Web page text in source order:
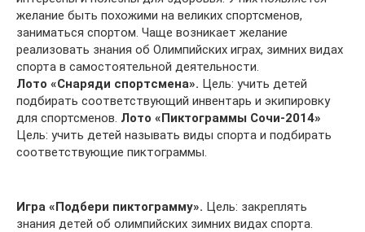
желание быть похожими на великих спортсменов,
заниматься спортом. Чаще возникает желание
реализовать знания об Олимпийских играх, зимних видах
спорта в самостоятельной деятельности.
Лото «Снаряди спортсмена». Цель: учить детей
подбирать соответствующий инвентарь и экипировку
для спортсменов. Лото «Пиктограммы Сочи-2014»
Цель: учить детей называть виды спорта и подбирать
соответствующие пиктограммы.
Игра «Подбери пиктограмму». Цель: закреплять
знания детей об олимпийских зимних видах спорта.